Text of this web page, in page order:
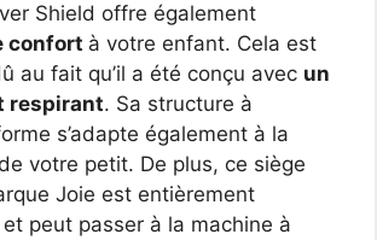
Shield offre également
confort à votre enfant. Cela est
au fait qu’il a été conçu avec un
respirant. Sa structure à
s’adapte également à la
votre petit. De plus, ce siège
Joie est entièrement
peut passer à la machine à